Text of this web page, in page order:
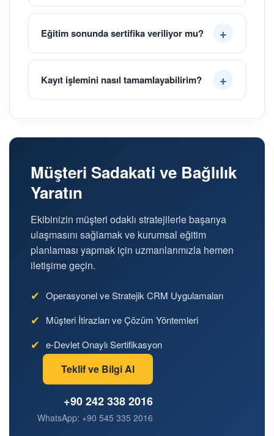
Eğitim sonunda sertifika veriliyor mu?
Kayıt işlemini nasıl tamamlayabilirim?
Müşteri Sadakati ve Bağlılık
Yaratın
Ekibinizin müşteri odaklı stratejilerle başarıya
ulaşmasını sağlamak ve kurumsal eğitim
planlaması yapmak için uzmanlarımızla hemen
iletişime geçin.
✔ Operasyonel ve Stratejik CRM Uygulamaları
✔ Müşteri İtirazları ve Çözüm Yöntemleri
✔ e-Devlet Onaylı Sertifikasyon
Teklif ve Bilgi Al
+90 242 338 2016
WhatsApp: +90 545 335 2016